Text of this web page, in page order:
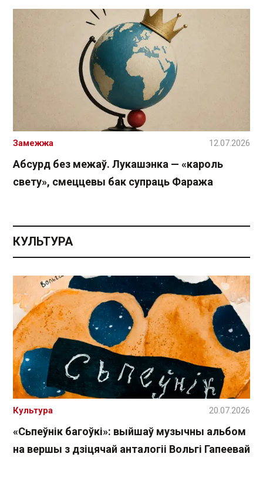
Абсурд без межаў. Лукашэнка — «кароль
свету», смеццевы бак супраць Фаража
Замежжа 12.07.2026
КУЛЬТУРА
«Сьпеўнік багоўкі»: выйшаў музычны альбом
на вершы з дзіцячай анталогіі Вольгі Гапеевай
Культура 20.07.2026